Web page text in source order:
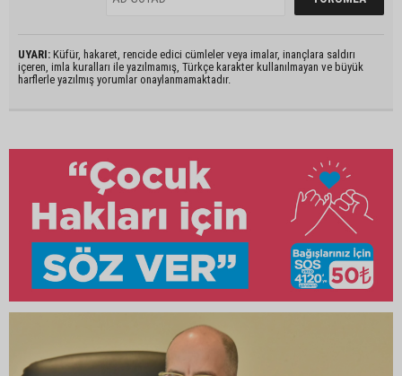
UYARI: Küfür, hakaret, rencide edici cümleler veya imalar, inançlara saldırı
içeren, imla kuralları ile yazılmamış, Türkçe karakter kullanılmayan ve büyük
harflerle yazılmış yorumlar onaylanmamaktadır.